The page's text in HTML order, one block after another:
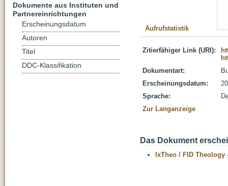
Aufrufstatistik
Zitierfähiger Link (URI):
Dokumentart:
Erscheinungsdatum:
Sprache:
Zur Langanzeige
Das Dokument
IxTheo / FID Theology
Dokumente aus Instituten und
Partnereinrichtungen
Erscheinungsdatum
Autoren
Titel
DDC-Klassifikation